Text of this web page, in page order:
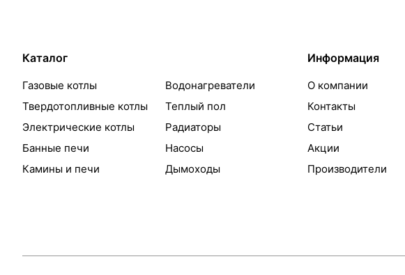
Каталог
Газовые котлы
Твердотопливные котлы
Электрические котлы
Банные печи
Камины и печи
Водонагреватели
Теплый пол
Радиаторы
Насосы
Дымоходы
Информация
О компании
Контакты
Статьи
Акции
Производители